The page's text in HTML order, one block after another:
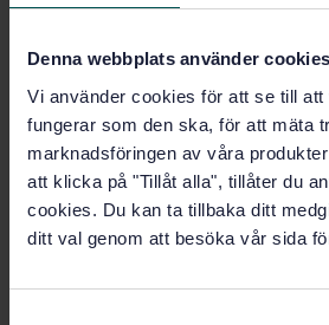
Denna webbplats använder cookies
Vi använder cookies för att se till att
fungerar som den ska, för att mäta
marknadsföringen av våra
att klicka på "Tillåt alla", tillåter du
cookies. Du kan ta tillbaka ditt
ditt val genom att besöka vår sida
Subscribe on
PDF